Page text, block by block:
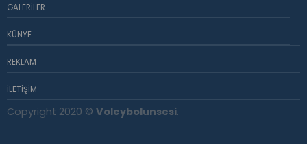
GALERILER
KÜNYE
REKLAM
İLETIŞIM
Copyright 2020 © Voleybolunsesi.